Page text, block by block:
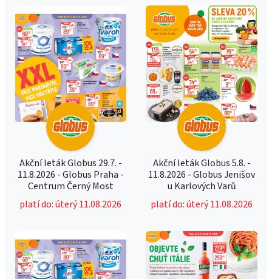
Akční leták Globus 29.7. -
11.8.2026 - Globus Praha -
Centrum Černý Most
platí do: úterý 11.08.2026
Akční leták Globus 5.8. -
11.8.2026 - Globus Jenišov
u Karlových Varů
platí do: úterý 11.08.2026